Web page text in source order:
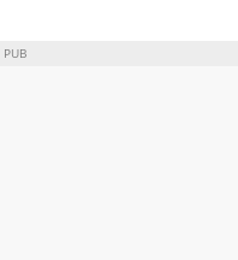
PUB